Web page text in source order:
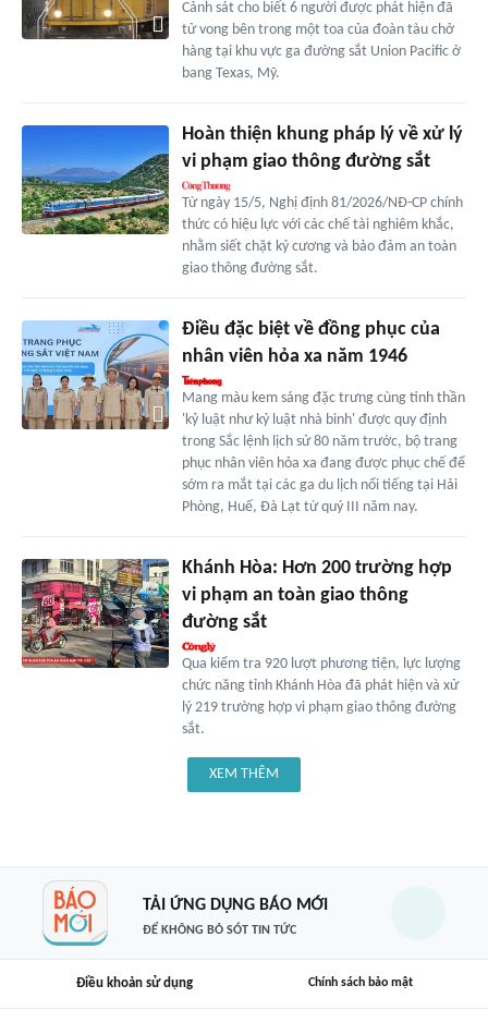
Cảnh sát cho biết 6 người được phát hiện đã
tử vong bên trong một toa của đoàn tàu chở
hàng tại khu vực ga đường sắt Union Pacific ở
bang Texas, Mỹ.
Hoàn thiện khung pháp lý về xử lý
vi phạm giao thông đường sắt
Từ ngày 15/5, Nghị định 81/2026/NĐ-CP chính
thức có hiệu lực với các chế tài nghiêm khắc,
nhằm siết chặt kỷ cương và bảo đảm an toàn
giao thông đường sắt.
Điều đặc biệt về đồng phục của
nhân viên hỏa xa năm 1946
Mang màu kem sáng đặc trưng cùng tinh thần
'kỷ luật như kỷ luật nhà binh' được quy định
trong Sắc lệnh lịch sử 80 năm trước, bộ trang
phục nhân viên hỏa xa đang được phục chế để
sớm ra mắt tại các ga du lịch nổi tiếng tại Hải
Phòng, Huế, Đà Lạt từ quý III năm nay.
Khánh Hòa: Hơn 200 trường hợp
vi phạm an toàn giao thông
đường sắt
Qua kiểm tra 920 lượt phương tiện, lực lượng
chức năng tỉnh Khánh Hòa đã phát hiện và xử
lý 219 trường hợp vi phạm giao thông đường
sắt.
XEM THÊM
TẢI ỨNG DỤNG BÁO MỚI
ĐỂ KHÔNG BỎ SÓT TIN TỨC
Điều khoản sử dụng Chính sách bảo mật